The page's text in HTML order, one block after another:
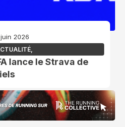
2026
,
lance le Strava de